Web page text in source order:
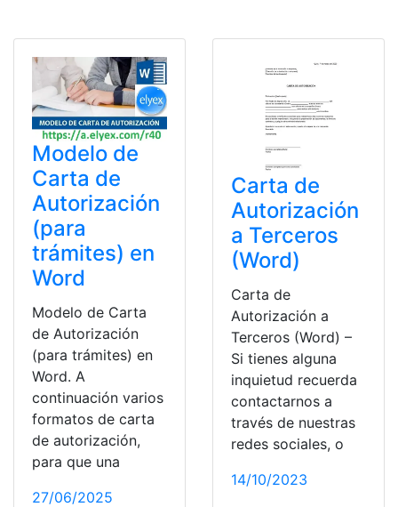
Modelo de
Carta de
Autorización
(para
trámites) en
Word
Modelo de Carta
de Autorización
(para trámites) en
Word. A
continuación varios
formatos de carta
de autorización,
para que una
27/06/2025
Carta de
Autorización
a Terceros
(Word)
Carta de
Autorización a
Terceros (Word) –
Si tienes alguna
inquietud recuerda
contactarnos a
través de nuestras
redes sociales, o
14/10/2023